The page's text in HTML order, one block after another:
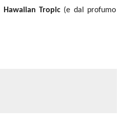
Hawaiian Tropic (e dal profumo